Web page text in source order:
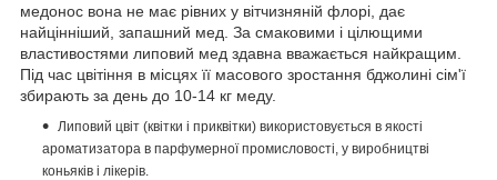
медонос вона не має рівних у вітчизняній флорі, дає
найцінніший, запашний мед. За смаковими і цілющими
властивостями липовий мед здавна вважається найкращим.
Під час цвітіння в місцях її масового зростання бджолині сім'ї
збирають за день до 10-14 кг меду.
Липовий цвіт (квітки і приквітки) використовується в якості
ароматизатора в парфумерної промисловості, у виробництві
коньяків і лікерів.